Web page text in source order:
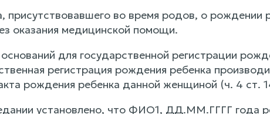
присутствовавшего во время родов, о рождении
оказания медицинской помощи.
для государственной регистрации
регистрация рождения ребенка
рождения ребенка данной женщиной (ч. 4 ст.
установлено, что ФИО1, ДД.ММ.ГГГГ года